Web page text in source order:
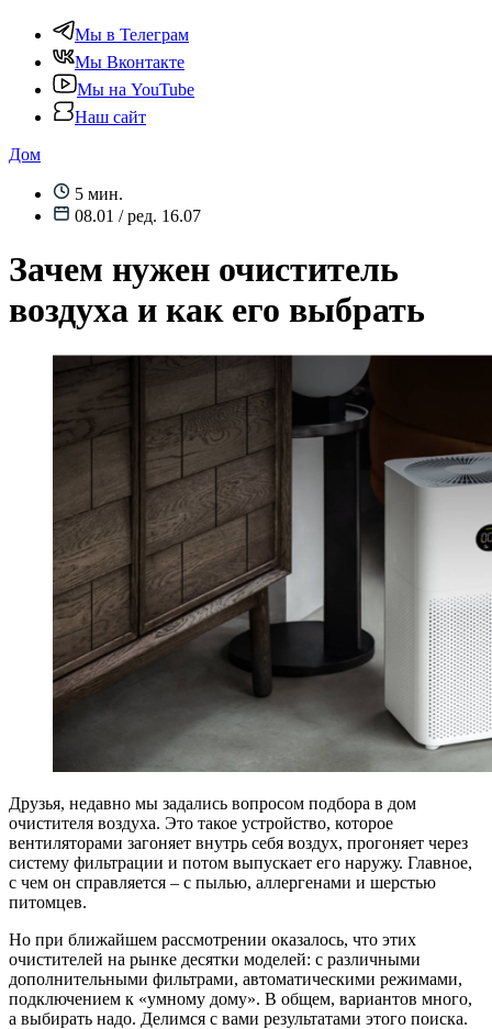
Мы в Телеграм
Мы Вконтакте
Мы на YouTube
Наш сайт
Дом
5 мин.
08.01 / ред. 16.07
Зачем нужен очиститель
воздуха и как его выбрать
Друзья, недавно мы задались вопросом подбора в дом
очистителя воздуха. Это такое устройство, которое
вентиляторами загоняет внутрь себя воздух, прогоняет через
систему фильтрации и потом выпускает его наружу. Главное,
с чем он справляется – с пылью, аллергенами и шерстью
питомцев.
Но при ближайшем рассмотрении оказалось, что этих
очистителей на рынке десятки моделей: с различными
дополнительными фильтрами, автоматическими режимами,
подключением к «умному дому». В общем, вариантов много,
а выбирать надо. Делимся с вами результатами этого поиска.